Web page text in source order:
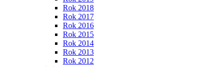
Rok 2018
Rok 2017
Rok 2016
Rok 2015
Rok 2014
Rok 2013
Rok 2012